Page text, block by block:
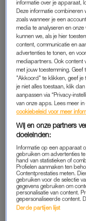
bonusmoeder
plaatsgevonden.
“Wij kregen die
Fenna aan de lijn
meteen aan dat het
al een half uur bezig
moeder is
heeft de knop
heeft Fenna de beste
grond zakt onder je
Michelle vult aan:
informatie over je apparaat,
Deze informatie combineren
zoals wanneer je een
media te analyseren en
kunnen we, als je hier
content, communicatie en
advertenties te tonen, en
mediapartners. Ook content
met jouw toestemming. Geef
"Akkoord" te klikken, geef je
je niet alles toestaan, klik
aanpassen via “Privacy-
van onze apps. Lees meer
cookiebeleid voor meer
Wij en onze partners
doeleinden:
Informatie op een apparaat
gebruiken om advertenties
hand van statistieken of
Profielen aanmaken ten
Contentprestaties meten.
gebruiken voor de selectie
gegevens gebruiken om
personalisatie van content.
gepersonaliseerde content.
Derde partijen lijst